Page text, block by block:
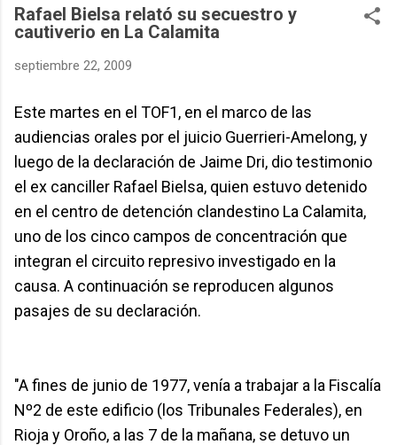
Rafael Bielsa relató su secuestro y
cautiverio en La Calamita
septiembre 22, 2009
Este martes en el TOF1, en el marco de las
audiencias orales por el juicio Guerrieri-Amelong, y
luego de la declaración de Jaime Dri, dio testimonio
el ex canciller Rafael Bielsa, quien estuvo detenido
en el centro de detención clandestino La Calamita,
uno de los cinco campos de concentración que
integran el circuito represivo investigado en la
causa. A continuación se reproducen algunos
pasajes de su declaración.
"A fines de junio de 1977, venía a trabajar a la Fiscalía
Nº2 de este edificio (los Tribunales Federales), en
Rioja y Oroño, a las 7 de la mañana, se detuvo un